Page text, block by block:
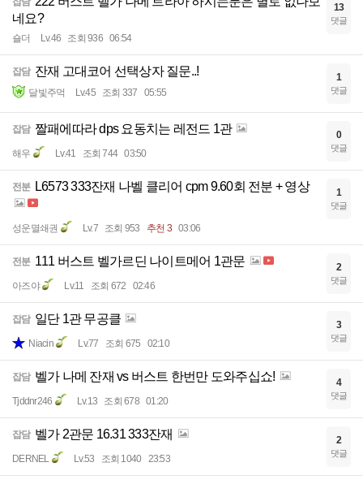
네요?
숄더 Lv.46 조회 936 06:54
13
댓글
잡담 잔재 고대코어 선택상자 질문..!
달빛주먹 Lv.45 조회 337 05:55
1
댓글
잡담 짤패에따라 dps 요동치는 레전드 1관
해우 Lv.41 조회 744 03:50
0
댓글
전분 L6573 333잔재 나벨 클리어 cpm 9.60회 전분 + 영상
성운멸쇄권 Lv.7 조회 953 추천 3 03:06
1
댓글
전분 111 버스트 벨가르딘 나이트메어 1관문
아즈야 Lv.11 조회 672 02:46
2
댓글
잡담 일단 1관 무공클
Niacin Lv.77 조회 675 02:10
3
댓글
잡담 벨가 나메 잔재 vs 버스트 한번만 도와주십쇼!
Tjddnr246 Lv.13 조회 678 01:20
4
댓글
잡담 벨가 2관문 16.31 333잔재
DERNEL Lv.53 조회 1040 23:53
2
댓글